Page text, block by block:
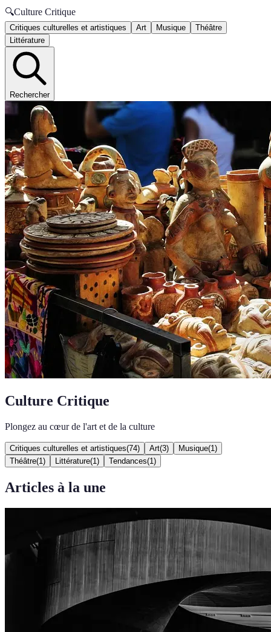
🔍Culture Critique
Critiques culturelles et artistiques Art Musique
Théâtre
Littérature
Rechercher
Culture Critique
Plongez au cœur de l'art et de la culture
Critiques culturelles et artistiques(74) Art(3) Musique(1 )
Théâtre(1 ) Littérature(1 ) Tendances(1 )
Articles à la une